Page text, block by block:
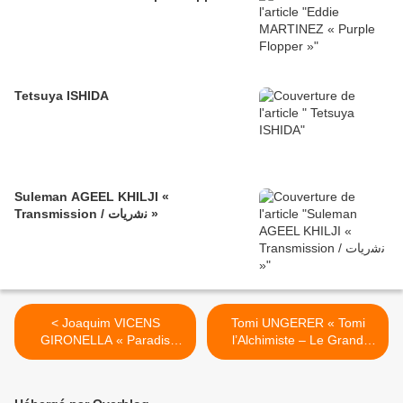
Tetsuya ISHIDA
Suleman AGEEL KHILJI «
Transmission / ﻧﺷرﯾﺎت »
< Joaquim VICENS
GIRONELLA « Paradis
Perdu »
Tomi UNGERER « Tomi
l’Alchimiste – Le Grand
œuvre » >